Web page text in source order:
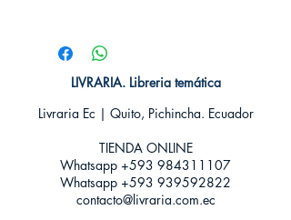
Editorial: IVREA
Idioma: Castellano
Encuadernación: Tapa blanda
Categoría: SHONEN MANGA
LIVRARIA. Libreria temática
Livraria Ec | Quito, Pichincha. Ecuador
TIENDA ONLINE​
Whatsapp +593 984311107
Whatsapp +593 939592822
contacto@livraria.com.ec